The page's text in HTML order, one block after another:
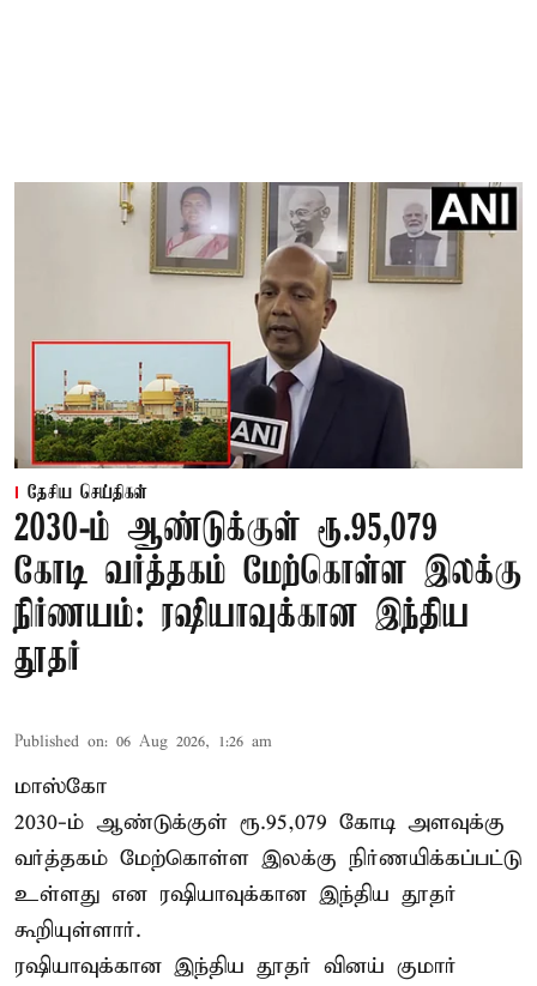
தேசிய செய்திகள்
2030-ம் ஆண்டுக்குள் ரூ.95,079
கோடி வர்த்தகம் மேற்கொள்ள இலக்கு
நிர்ணயம்: ரஷியாவுக்கான இந்திய
தூதர்
Published on: 06 Aug 2026, 1:26 am
மாஸ்கோ
2030-ம் ஆண்டுக்குள் ரூ.95,079 கோடி அளவுக்கு
வர்த்தகம் மேற்கொள்ள இலக்கு நிர்ணயிக்கப்பட்டு
உள்ளது என ரஷியாவுக்கான இந்திய தூதர்
கூறியுள்ளார்.
ரஷியாவுக்கான இந்திய தூதர் வினய் குமார்